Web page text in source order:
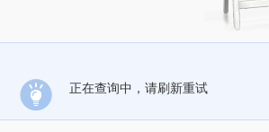
正在查询中，请刷新重试